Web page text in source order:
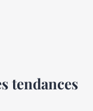
tendances